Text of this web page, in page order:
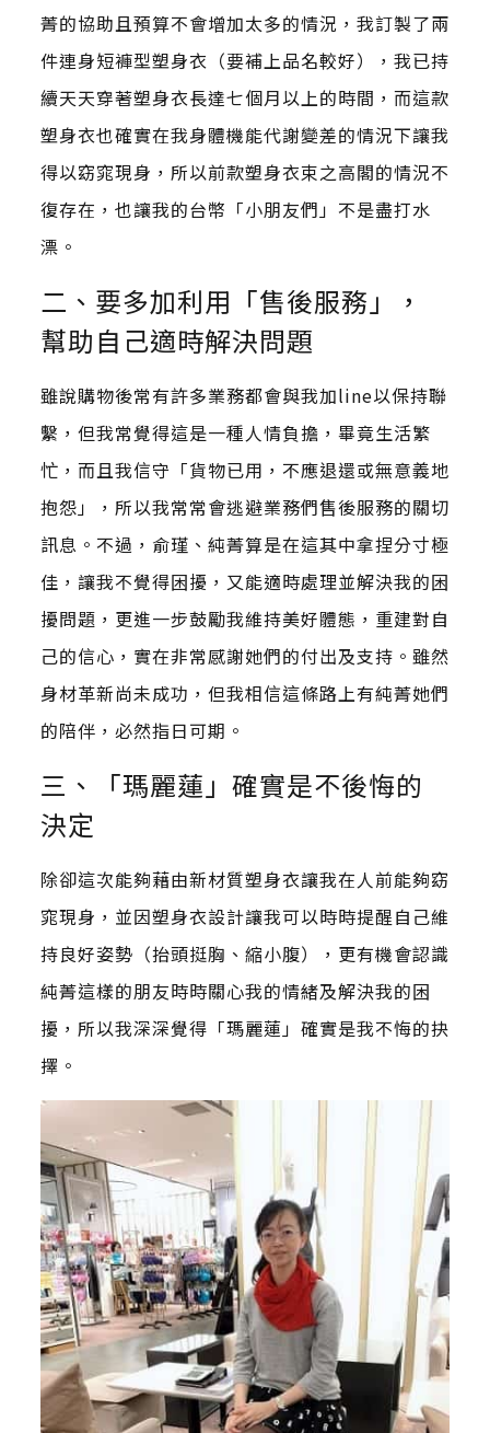
菁的協助且預算不會增加太多的情況，我訂製了兩
件連身短褲型塑身衣（要補上品名較好），我已持
續天天穿著塑身衣長達七個月以上的時間，而這款
塑身衣也確實在我身體機能代謝變差的情況下讓我
得以窈窕現身，所以前款塑身衣束之高閣的情況不
復存在，也讓我的台幣「小朋友們」不是盡打水
漂。
二、要多加利用「售後服務」，
幫助自己適時解決問題
雖說購物後常有許多業務都會與我加line以保持聯
繫，但我常覺得這是一種人情負擔，畢竟生活繁
忙，而且我信守「貨物已用，不應退還或無意義地
抱怨」，所以我常常會逃避業務們售後服務的關切
訊息。不過，俞瑾、純菁算是在這其中拿捏分寸極
佳，讓我不覺得困擾，又能適時處理並解決我的困
擾問題，更進一步鼓勵我維持美好體態，重建對自
己的信心，實在非常感謝她們的付出及支持。雖然
身材革新尚未成功，但我相信這條路上有純菁她們
的陪伴，必然指日可期。
三、「瑪麗蓮」確實是不後悔的
決定
除卻這次能夠藉由新材質塑身衣讓我在人前能夠窈
窕現身，並因塑身衣設計讓我可以時時提醒自己維
持良好姿勢（抬頭挺胸、縮小腹），更有機會認識
純菁這樣的朋友時時關心我的情緒及解決我的困
擾，所以我深深覺得「瑪麗蓮」確實是我不悔的抉
擇。